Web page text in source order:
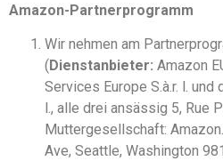
Amazon-Partnerprogramm
Wir nehmen am
( Dienstanbieter: Amazon
Services Europe S.à.r. l. und
l., alle drei ansässig 5, Rue
Muttergesellschaft:
Ave, Seattle, Washington